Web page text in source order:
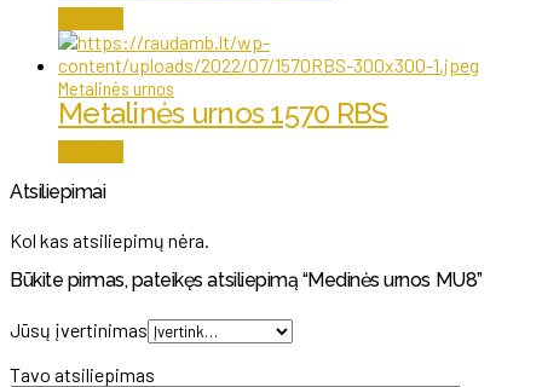
Metalinės urnos
Metalinės urnos 1570 RBS
Atsiliepimai
Kol kas atsiliepimų nėra.
Būkite pirmas, pateikęs atsiliepimą “Medinės urnos MU8”
Jūsų įvertinimas
Tavo atsiliepimas